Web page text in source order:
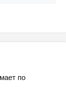
по